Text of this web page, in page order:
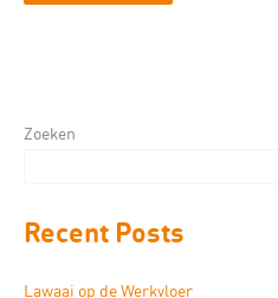
Zoeken
Recent Posts
Lawaai op de Werkvloer